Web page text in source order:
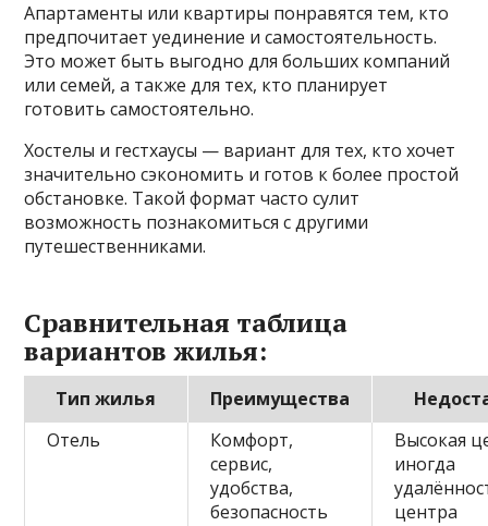
Апартаменты или квартиры понравятся тем, кто
предпочитает уединение и самостоятельность.
Это может быть выгодно для больших компаний
или семей, а также для тех, кто планирует
готовить самостоятельно.
Хостелы и гестхаусы — вариант для тех, кто хочет
значительно сэкономить и готов к более простой
обстановке. Такой формат часто сулит
возможность познакомиться с другими
путешественниками.
Сравнительная таблица
вариантов жилья:
Тип жилья Преимущества
Отель
Комфорт,
сервис,
удобства,
безопасность
Высокая
иногда
центра